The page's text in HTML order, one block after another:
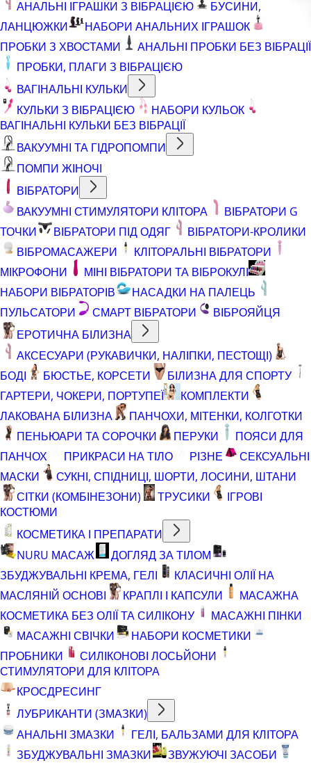
АНАЛЬНІ ІГРАШКИ З ВІБРАЦІЄЮ
БУСИНИ,
ЛАНЦЮЖКИ
НАБОРИ АНАЛЬНИХ ІГРАШОК
ПРОБКИ З ХВОСТАМИ
АНАЛЬНІ ПРОБКИ БЕЗ ВІБРАЦІЇ
ПРОБКИ, ПЛАГИ З ВІБРАЦІЄЮ
ВАГІНАЛЬНІ КУЛЬКИ
КУЛЬКИ З ВІБРАЦІЄЮ
НАБОРИ КУЛЬОК
ВАГІНАЛЬНІ КУЛЬКИ БЕЗ ВІБРАЦІЇ
ВАКУУМНІ ТА ГІДРОПОМПИ
ПОМПИ ЖІНОЧІ
ВІБРАТОРИ
ВАКУУМНІ СТИМУЛЯТОРИ КЛІТОРА
ВІБРАТОРИ G
ТОЧКИ
ВІБРАТОРИ ПІД ОДЯГ
ВІБРАТОРИ-КРОЛИКИ
ВІБРОМАСАЖЕРИ
КЛІТОРАЛЬНІ ВІБРАТОРИ
МІКРОФОНИ
МІНІ ВІБРАТОРИ ТА ВІБРОКУЛІ
НАБОРИ ВІБРАТОРІВ
НАСАДКИ НА ПАЛЕЦЬ
ПУЛЬСАТОРИ
СМАРТ ВІБРАТОРИ
ВІБРОЯЙЦЯ
ЕРОТИЧНА БІЛИЗНА
АКСЕСУАРИ (РУКАВИЧКИ, НАЛІПКИ, ПЕСТОЩІ)
БОДІ
БЮСТЬЕ, КОРСЕТИ
БІЛИЗНА ДЛЯ СПОРТУ
ГАРТЕРИ, ЧОКЕРИ, ПОРТУПЕЇ
КОМПЛЕКТИ
ЛАКОВАНА БІЛИЗНА
ПАНЧОХИ, МІТЕНКИ, КОЛГОТКИ
ПЕНЬЮАРИ ТА СОРОЧКИ
ПЕРУКИ
ПОЯСИ ДЛЯ
ПАНЧОХ
ПРИКРАСИ НА ТІЛО РІЗНЕ
СЕКСУАЛЬНІ
МАСКИ
СУКНІ, СПІДНИЦІ, ШОРТИ, ЛОСИНИ, ШТАНИ
СІТКИ (КОМБІНЕЗОНИ)
ТРУСИКИ
ІГРОВІ
КОСТЮМИ
КОСМЕТИКА І ПРЕПАРАТИ
NURU МАСАЖ
ДОГЛЯД ЗА ТІЛОМ
ЗБУДЖУВАЛЬНІ КРЕМА, ГЕЛІ
КЛАСИЧНІ ОЛІЇ НА
МАСЛЯНІЙ ОСНОВІ
КРАПЛІ І КАПСУЛИ
МАСАЖНА
КОСМЕТИКА БЕЗ ОЛІЇ ТА СИЛІКОНУ
МАСАЖНІ ПІНКИ
МАСАЖНІ СВІЧКИ
НАБОРИ КОСМЕТИКИ
ПРОБНИКИ
СИЛІКОНОВІ ЛОСЬЙОНИ
СТИМУЛЯТОРИ ДЛЯ КЛІТОРА
КРОСДРЕСИНГ
ЛУБРИКАНТИ (ЗМАЗКИ)
АНАЛЬНІ ЗМАЗКИ
ГЕЛІ, БАЛЬЗАМИ ДЛЯ КЛІТОРА
ЗБУДЖУВАЛЬНІ ЗМАЗКИ
ЗВУЖУЮЧІ ЗАСОБИ